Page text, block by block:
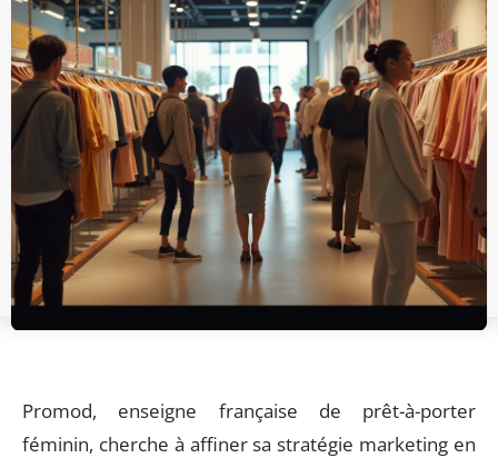
Promod, enseigne française de prêt-à-porter
féminin, cherche à affiner sa stratégie marketing en